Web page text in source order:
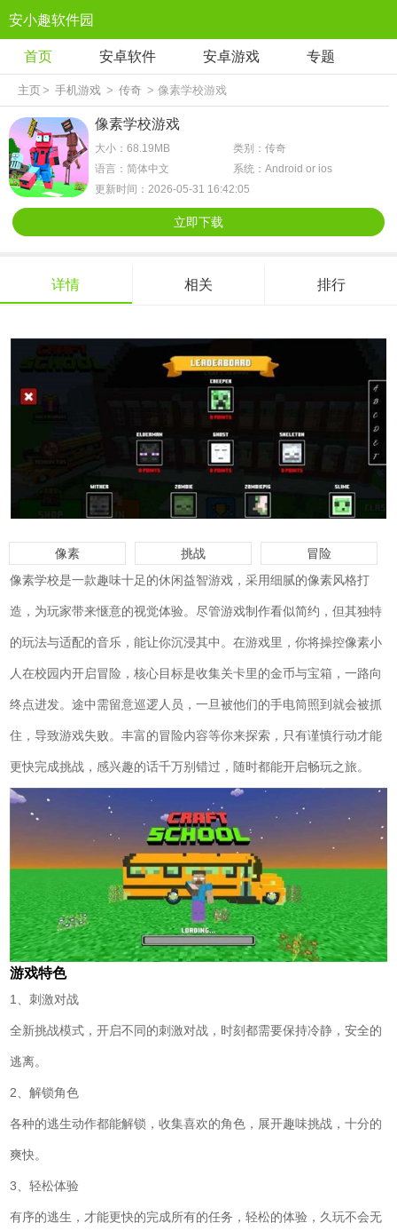
安小趣软件园
首页 安卓软件 安卓游戏 专题
主页> 手机游戏 > 传奇 > 像素学校游戏
像素学校游戏
大小：68.19MB
类别：传奇
语言：简体中文
系统：Android or ios
更新时间：2026-05-31 16:42:05
立即下载
详情 相关 排行
像素 挑战
冒险
像素学校是一款趣味十足的休闲益智游戏，采用细腻的像素风格打
造，为玩家带来惬意的视觉体验。尽管游戏制作看似简约，但其独特
的玩法与适配的音乐，能让你沉浸其中。在游戏里，你将操控像素小
人在校园内开启冒险，核心目标是收集关卡里的金币与宝箱，一路向
终点进发。途中需留意巡逻人员，一旦被他们的手电筒照到就会被抓
住，导致游戏失败。丰富的冒险内容等你来探索，只有谨慎行动才能
更快完成挑战，感兴趣的话千万别错过，随时都能开启畅玩之旅。
游戏特色
1、刺激对战
全新挑战模式，开启不同的刺激对战，时刻都需要保持冷静，安全的
逃离。
2、解锁角色
各种的逃生动作都能解锁，收集喜欢的角色，展开趣味挑战，十分的
爽快。
3、轻松体验
有序的逃生，才能更快的完成所有的任务，轻松的体验，久玩不会无